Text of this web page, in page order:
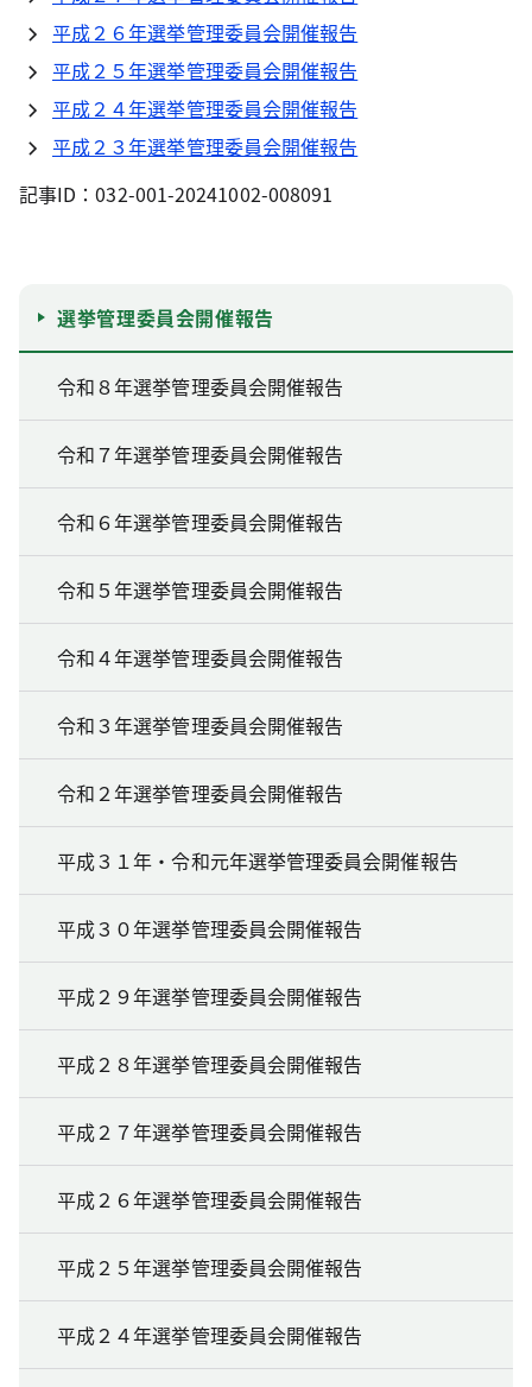
平成２６年選挙管理委員会開催報告
平成２５年選挙管理委員会開催報告
平成２４年選挙管理委員会開催報告
平成２３年選挙管理委員会開催報告
記事ID：032-001-20241002-008091
選挙管理委員会開催報告
令和８年選挙管理委員会開催報告
令和７年選挙管理委員会開催報告
令和６年選挙管理委員会開催報告
令和５年選挙管理委員会開催報告
令和４年選挙管理委員会開催報告
令和３年選挙管理委員会開催報告
令和２年選挙管理委員会開催報告
平成３１年・令和元年選挙管理委員会開催報告
平成３０年選挙管理委員会開催報告
平成２９年選挙管理委員会開催報告
平成２８年選挙管理委員会開催報告
平成２７年選挙管理委員会開催報告
平成２６年選挙管理委員会開催報告
平成２５年選挙管理委員会開催報告
平成２４年選挙管理委員会開催報告